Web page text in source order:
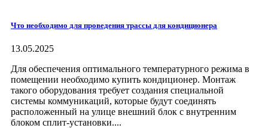
Что необходимо для проведения трассы для кондиционера
13.05.2025
Для обеспечения оптимального температурного режима в
помещении необходимо купить кондиционер. Монтаж
такого оборудования требует создания специальной
системы коммуникаций, которые будут соединять
расположенный на улице внешний блок с внутренним
блоком сплит-установки....